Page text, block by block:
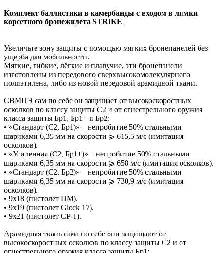
Комплект баллистики в камербанды с входом в лямки
корсетного бронежилета STRIKE
Увеличьте зону защиты с помощью мягких бронепанелей без
ущерба для мобильности.
Мягкие, гибкие, лёгкие и плавучие, эти бронепанели
изготовлены из передового сверхвысокомолекулярного
полиэтилена, либо из новой передовой арамидной ткани.
СВМПЭ сам по себе он защищает от высокоскоростных
осколков по классу защиты С2 и от огнестрельного оружия
класса защиты Бр1, Бр1+ и Бр2:
• «Стандарт (С2, Бр1)» – непробитие 50% стальными
шариками 6,35 мм на скорости ⩾ 615,5 м/с (имитация
осколков).
• «Усиленная (С2, Бр1+)» – непробитие 50% стальными
шариками 6,35 мм на скорости ⩾ 658 м/с (имитация осколков).
• «Стандарт (С2, Бр2)» – непробитие 50% стальными
шариками 6,35 мм на скорости ⩾ 730,9 м/с (имитация
осколков).
• 9х18 (пистолет ПМ).
• 9х19 (пистолет Glock 17).
• 9х21 (пистолет СР-1).
Арамидная ткань сама по себе они защищают от
высокоскоростных осколков по классу защиты С2 и от
огнестрельного оружия класса защиты Бр1: